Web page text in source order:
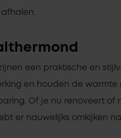
een praktische en
en houden de warmte
Of je nu renoveert of
er nauwelijks omkijken